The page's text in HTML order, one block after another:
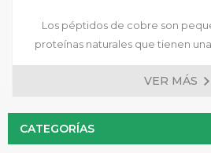
Los péptidos de cobre son
proteínas naturales que tienen
iones de cobre. El polvo de péptido
importante en la producción de
VER MÁS
CATEGORÍAS